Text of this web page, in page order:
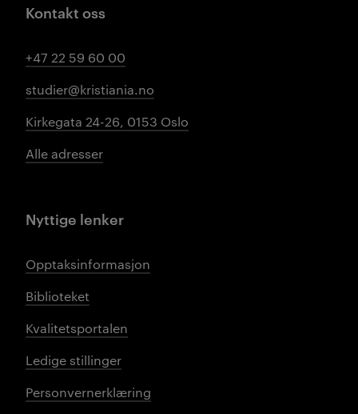
Kontakt oss
+47 22 59 60 00
studier@kristiania.no
Kirkegata 24-26, 0153 Oslo
Alle adresser
Nyttige lenker
Opptaksinformasjon
Biblioteket
Kvalitetsportalen
Ledige stillinger
Personvernerklæring